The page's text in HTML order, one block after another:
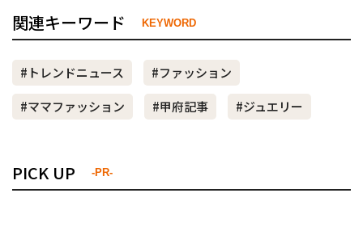
関連キーワード KEYWORD
#トレンドニュース
#ファッション
#ママファッション
#甲府記事 #ジュエリー
PICK UP -PR-